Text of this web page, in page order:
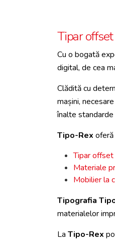
Tipar
Cu o bogată
digital, de cea
Clădită cu
mașini,
înalte
Tipo-Rex oferă
Tipar
Materiale
Mobilier la
Tipografia
materialelor
La Tipo-Rex